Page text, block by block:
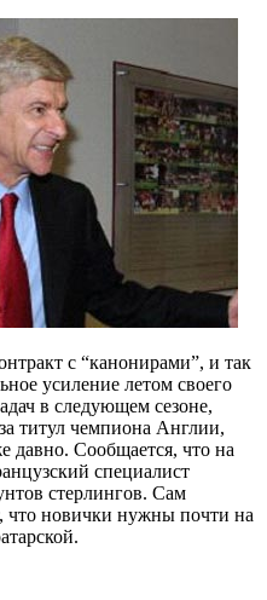
с “канонирами”, и так
усиление летом своего
в следующем сезоне,
титул чемпиона Англии,
давно. Сообщается, что на
специалист
стерлингов. Сам
что новички нужны почти на